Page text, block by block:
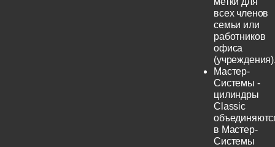
всех членов
семьи или
работников
офиса
Мастер-
Системы -
цилиндры
Classic
в Мастер-
Системы